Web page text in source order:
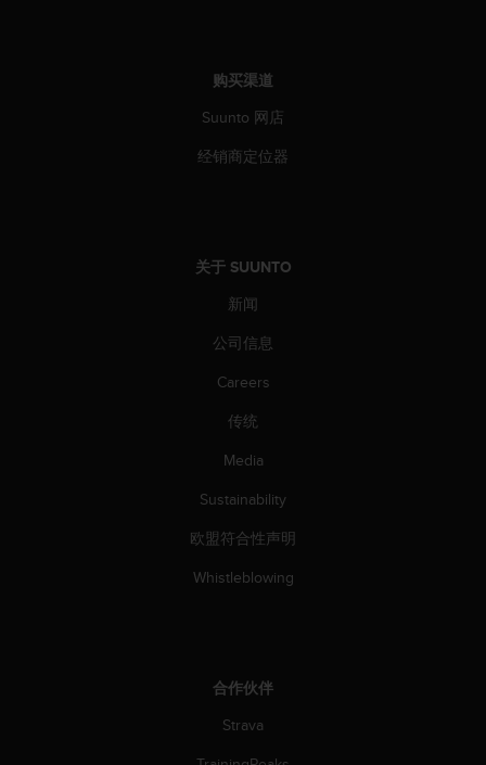
购买渠道
Suunto 网店
经销商定位器
关于 SUUNTO
新闻
公司信息
Careers
传统
Media
Sustainability
欧盟符合性声明
Whistleblowing
合作伙伴
Strava